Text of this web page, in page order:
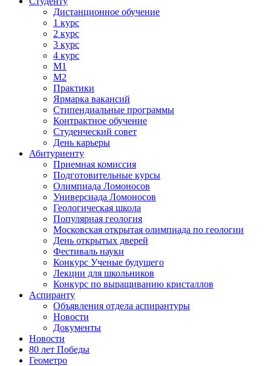
Дистанционное обучение
1 курс
2 курс
3 курс
4 курс
М1
М2
Практики
Ярмарка вакансий
Стипендиальные программы
Контрактное обучение
Студенческий совет
День карьеры
Абитуриенту
Приемная комиссия
Подготовительные курсы
Олимпиада Ломоносов
Универсиада Ломоносов
Геологическая школа
Популярная геология
Московская открытая олимпиада по геологии
День открытых дверей
Фестиваль науки
Конкурс Ученые будущего
Лекции для школьников
Конкурс по выращиванию кристаллов
Аспиранту
Объявления отдела аспирантуры
Новости
Документы
Новости
80 лет Победы
Геометро